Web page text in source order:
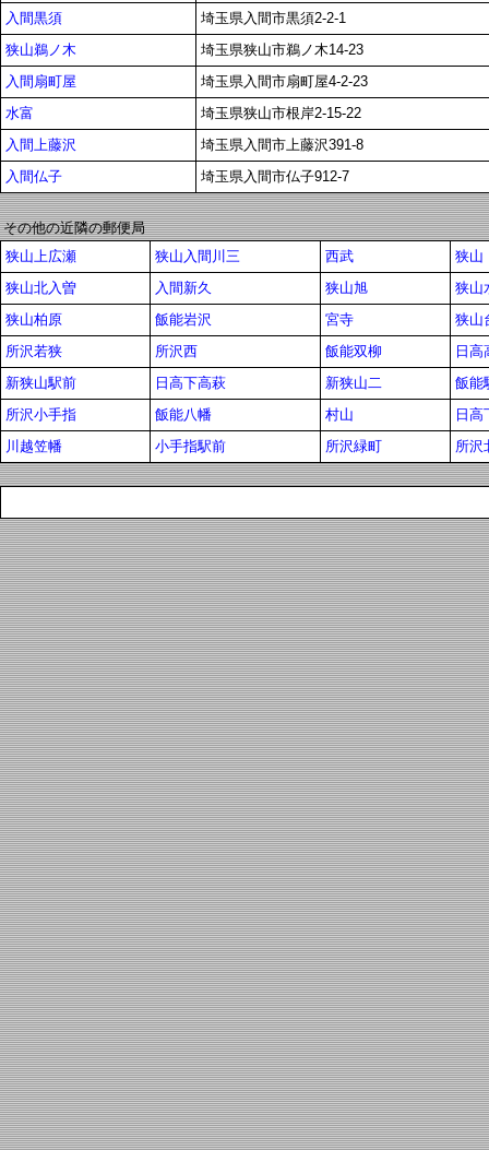
入間黒須
埼玉県入間市黒須2-2-1
狭山鵜ノ木
埼玉県狭山市鵜ノ木14-23
入間扇町屋
埼玉県入間市扇町屋4-2-23
水富
埼玉県狭山市根岸2-15-22
入間上藤沢
埼玉県入間市上藤沢391-8
入間仏子
埼玉県入間市仏子912-7
その他の近隣の郵便局
狭山上広瀬
狭山入間川三 西武
狭山
狭山北入曽
入間新久 狭山旭
狭山
狭山柏原
飯能岩沢 宮寺
狭山
所沢若狭
所沢西 飯能双柳
日高
新狭山駅前
日高下高萩 新狭山二
飯能
所沢小手指
飯能八幡 村山
日高
川越笠幡
小手指駅前 所沢緑町 所沢